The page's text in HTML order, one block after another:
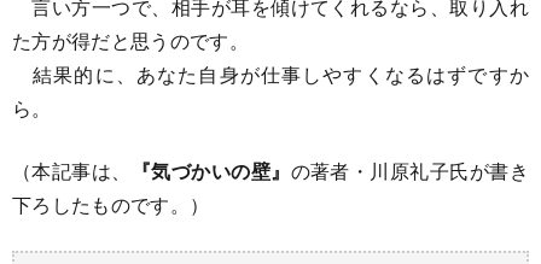
言い方一つで、相手が耳を傾けてくれるなら、取り入れ
た方が得だと思うのです。
結果的に、あなた自身が仕事しやすくなるはずですか
ら。
（本記事は、 『気づかいの壁』 の著者・川原礼子氏が書き
下ろしたものです。）